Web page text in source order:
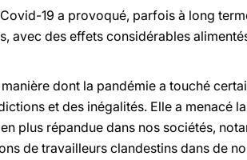
19 a provoqué, parfois à long
avec des effets considérables
dont la pandémie a touché
et des inégalités. Elle a menacé
plus répandue dans nos sociétés,
de travailleurs clandestins dans de